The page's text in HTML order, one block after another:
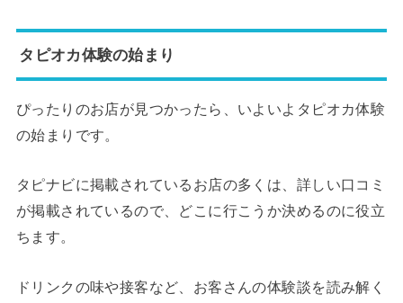
タピオカ体験の始まり
ぴったりのお店が見つかったら、いよいよタピオカ体験
の始まりです。
タピナビに掲載されているお店の多くは、詳しい口コミ
が掲載されているので、どこに行こうか決めるのに役立
ちます。
ドリンクの味や接客など、お客さんの体験談を読み解く